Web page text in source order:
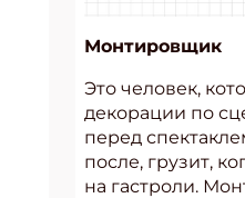
Монтировщик
Это человек,
декорации по
перед
после, грузит,
на гастроли.